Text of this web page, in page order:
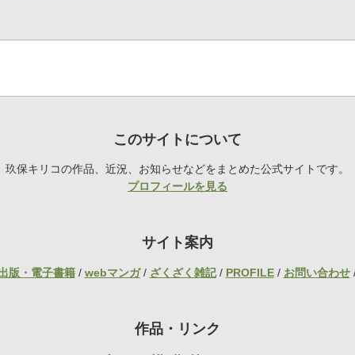
このサイトについて
玖保キリコの作品、近況、お知らせなどをまとめた公式サイトです。
プロフィールを見る
サイト案内
版・電子書籍/ webマンガ/ ざくざく雑記/ PROFILE/ お問い合わせ
作品・リンク